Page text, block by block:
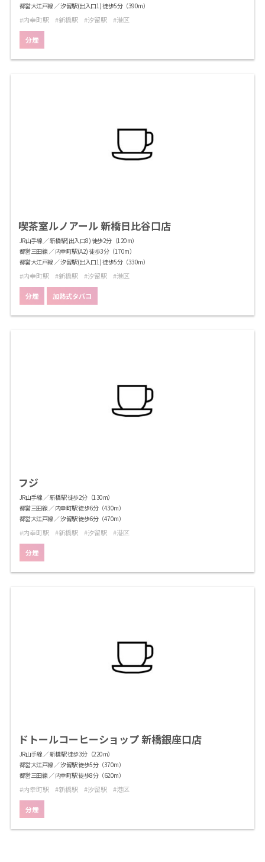
都営大江戸線 ／ 汐留駅(出入口1) 徒歩5分（390m）
内幸町駅 新橋駅 汐留駅 港区
分煙
喫茶室ルノアール 新橋日比谷口店
JR山手線 ／ 新橋駅(出入口8) 徒歩2分（120m）
都営三田線 ／ 内幸町駅(A2) 徒歩3分（170m）
都営大江戸線 ／ 汐留駅(出入口1) 徒歩5分（330m）
内幸町駅 新橋駅 汐留駅 港区
分煙 加熱式タバコ
フジ
JR山手線 ／ 新橋駅 徒歩2分（130m）
都営三田線 ／ 内幸町駅 徒歩6分（430m）
都営大江戸線 ／ 汐留駅 徒歩6分（470m）
内幸町駅 新橋駅 汐留駅 港区
分煙
ドトールコーヒーショップ 新橋銀座口店
JR山手線 ／ 新橋駅 徒歩3分（220m）
都営大江戸線 ／ 汐留駅 徒歩5分（370m）
都営三田線 ／ 内幸町駅 徒歩8分（620m）
内幸町駅 新橋駅 汐留駅 港区
分煙